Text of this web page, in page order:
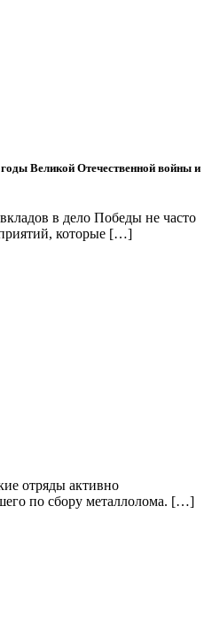
Великой Отечественной войны и
в дело Победы не часто
которые […]
отряды активно
по сбору металлолома. […]